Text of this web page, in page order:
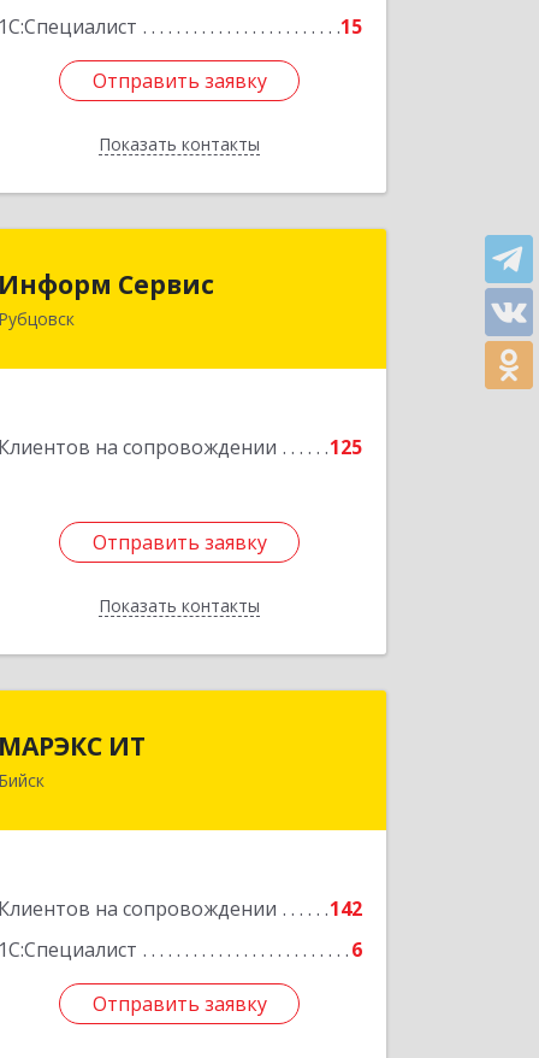
1С:Специалист
15
Отправить заявку
Показать контакты
Отправить заявку
Назад
Информ Сервис
Рубцовск
Клиентов на сопровождении 125
Отправить заявку
Показать контакты
658204, Алтайский край, Рубцовск г,
Отправить заявку
Назад
МАРЭКС ИТ
Бийск
Клиентов на сопровождении
142
1С:Специалист
6
Отправить заявку
Алтайский край, Бийск г, Разина, дом
Отправить заявку